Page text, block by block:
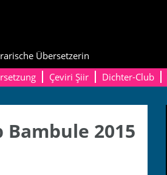
Übersetzerin
Çeviri Şiir Dichter-Club
Bambule 2015